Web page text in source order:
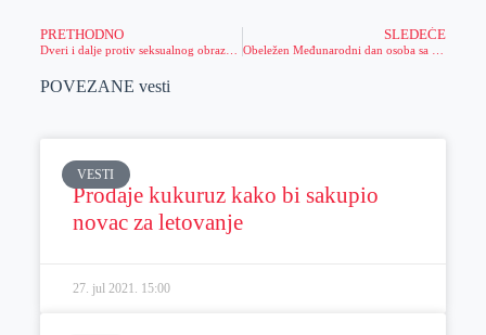
PRETHODNO
Dveri i dalje protiv seksualnog obrazovanja
SLEDEĆE
POVEZANE vesti
VESTI
Prodaje kukuruz kako bi sakupio
novac za letovanje
27. jul 2021. 15:00